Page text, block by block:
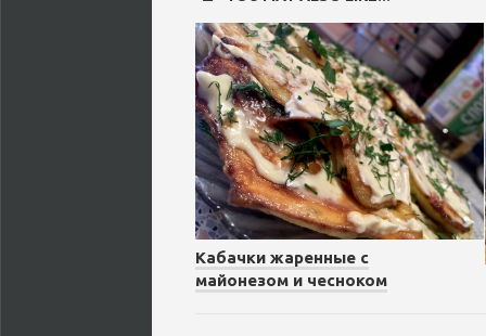
Кабачки жаренные с
майонезом и чесноком